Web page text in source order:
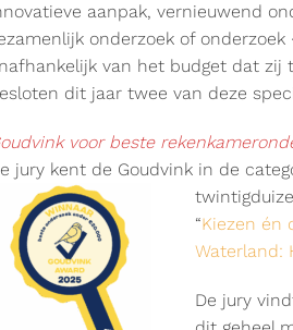
aanpak, vernieuwend
onderzoek of
van het budget dat zij
dit jaar twee van deze
voor beste
jury kent de Goudvink in de
“Kiezen én
Waterland:
De jury